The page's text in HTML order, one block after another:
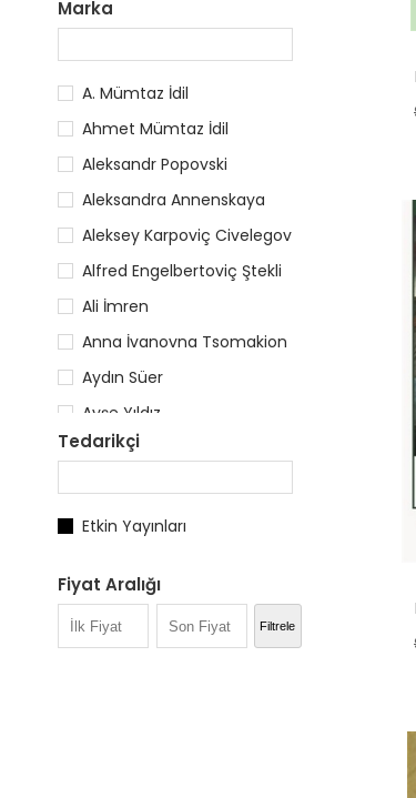
Türkçe Kitaplar
Tarihi Biyografi ve Otobiyografi Kitapları
Diğer İnançlara Ait Kitaplar
İslami Kitaplar
Marka
A. Mümtaz İdil
Ahmet Mümtaz İdil
Aleksandr Popovski
Aleksandra Annenskaya
Aleksey Karpoviç Civelegov
Alfred Engelbertoviç Ştekli
Ali İmren
Anna İvanovna Tsomakion
Aydın Süer
Ayşe Yıldız
Boris Nikolayeviç Grakov
E.N. Orlov
Elizaveta Fedorovna Litvinova
Tedarikçi
Etkin Yayınları
Fiyat Aralığı
Filtrele